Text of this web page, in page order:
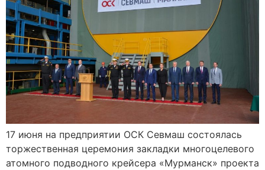
17 июня на предприятии ОСК Севмаш состоялась
торжественная церемония закладки многоцелевого
атомного подводного крейсера «Мурманск» проекта